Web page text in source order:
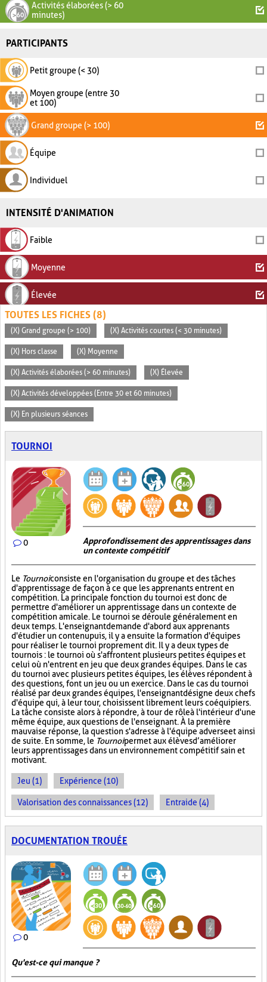
Activités élaborées (> 60
minutes)
PARTICIPANTS
Petit groupe (< 30)
Moyen groupe (entre 30
et 100)
Grand groupe (> 100)
Équipe
Individuel
INTENSITÉ D'ANIMATION
Faible
Moyenne
Élevée
TOUTES LES FICHES (8)
(X) Grand groupe (> 100) (X) Activités courtes (< 30 minutes)
(X) Hors classe (X) Moyenne
(X) Activités élaborées (> 60 minutes) (X) Élevée
(X) Activités développées (Entre 30 et 60 minutes)
(X) En plusieurs séances
TOURNOI
0
Approfondissement des apprentissages dans
un contexte compétitif
Le Tournoiconsiste en l'organisation du groupe et des tâches
d'apprentissage de façon à ce que les apprenants entrent en
compétition. La principale fonction du tournoi est donc de
permettre d'améliorer un apprentissage dans un contexte de
compétition amicale. Le tournoi se déroule généralement en
deux temps. L'enseignant demande d'abord aux apprenants
d'étudier un contenu puis, il y a ensuite la formation d'équipes
pour réaliser le tournoi proprement dit. Il y a deux types de
tournois : le tournoi où s'affrontent plusieurs petites équipes et
celui où n'entrent en jeu que deux grandes équipes. Dans le cas
du tournoi avec plusieurs petites équipes, les élèves répondent à
des questions, font un jeu ou un exercice. Dans le cas du tournoi
réalisé par deux grandes équipes, l'enseignant désigne deux chefs
d'équipe qui, à leur tour, choisissent librement leurs coéquipiers.
La tâche consiste alors à répondre, à tour de rôle à l'intérieur d'une
même équipe, aux questions de l'enseignant. À la première
mauvaise réponse, la question s'adresse à l'équipe adverse et ainsi
de suite. En somme, le Tournoipermet aux élèves d’améliorer
leurs apprentissages dans un environnement compétitif sain et
motivant.
Jeu (1) Expérience (10)
Valorisation des connaissances (12) Entraide (4)
DOCUMENTATION TROUÉE
0
Qu'est-ce qui manque ?